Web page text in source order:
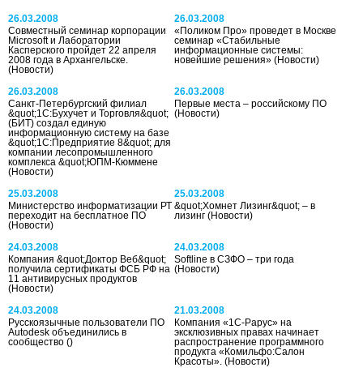
26.03.2008
Совместный семинар корпорации
Microsoft и Лаборатории
Касперского пройдет 22 апреля
2008 года в Архангельске.
(Новости)
26.03.2008
«Поликом Про» проведет в Москве
семинар «Стабильные
информационные системы:
новейшие решения»(Новости)
26.03.2008
Санкт-Петербургский филиал
&quot;1С:Бухучет и Торговля&quot;
(БИТ) создал единую
информационную систему на базе
&quot;1С:Предприятие 8&quot; для
компании лесопромышленного
комплекса &quot;ЮПМ-Кюммене
(Новости)
26.03.2008
Первые места – российскому ПО
(Новости)
25.03.2008
Министерство информатизации РТ
переходит на бесплатное ПО
(Новости)
25.03.2008
&quot;Хомнет Лизинг&quot; – в
лизинг(Новости)
24.03.2008
Компания &quot;Доктор Веб&quot;
получила сертификаты ФСБ РФ на
11 антивирусных продуктов
(Новости)
24.03.2008
Softline в СЗФО – три года
(Новости)
24.03.2008
Русскоязычные пользователи ПО
Autodesk объединились в
сообщество ()
21.03.2008
Компания «1С-Рарус» на
эксклюзивных правах начинает
распространение программного
продукта «Комильфо:Салон
Красоты».(Новости)